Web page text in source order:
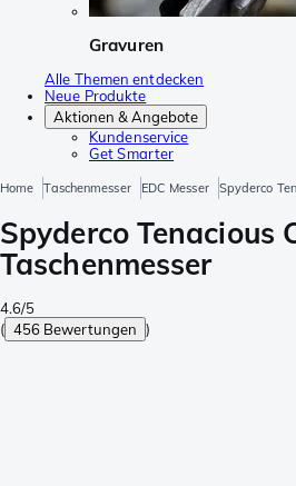
Gravuren
Alle Themen entdecken
Neue Produkte
Aktionen & Angebote
Kundenservice
Get Smarter
Home Taschenmesser EDC Messer Spyderco
Spyderco Tenacious
Taschenmesser
4.6/5
( 456 Bewertungen )